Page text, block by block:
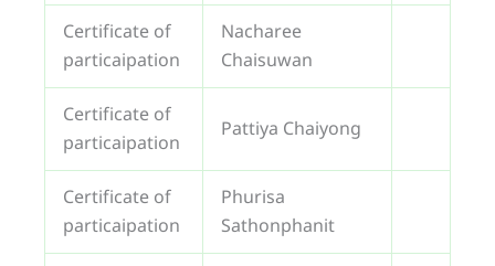
Certificate of
particaipation
Nacharee
Chaisuwan
Certificate of
particaipation
Pattiya Chaiyong
Certificate of
particaipation
Phurisa
Sathonphanit